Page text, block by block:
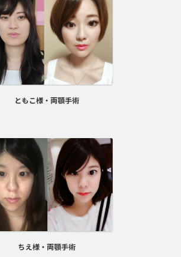
ともこ様・両顎手術
ちえ様・両顎手術